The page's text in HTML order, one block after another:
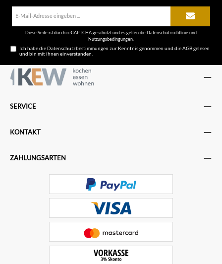
Diese Seite ist durch reCAPTCHA geschützt und es gelten die Datenschutzrichtlinieund
Nutzungsbedingungen.
Ich habe dieDatenschutzbestimmungen zur Kenntnis genommen und dieAGBgelesen
und bin mit ihnen einverstanden.
SERVICE
KONTAKT
ZAHLUNGSARTEN